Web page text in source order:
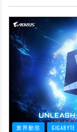
業界動態 GIGABYTE